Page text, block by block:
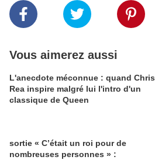
Vous aimerez aussi
L'anecdote méconnue : quand Chris
Rea inspire malgré lui l'intro d'un
classique de Queen
sortie « C’était un roi pour de
nombreuses personnes » :